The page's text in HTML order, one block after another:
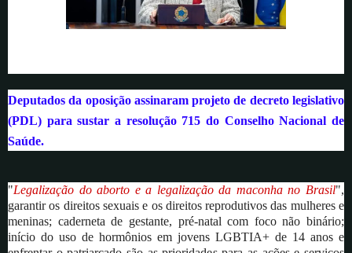
Deputados da oposição assinaram projeto de decreto legislativo
(PDL) para sustar a resolução 715 do Conselho Nacional de
Saúde.
"Legalização do aborto e a legalização da maconha no Brasil",
garantir os direitos sexuais e os direitos reprodutivos das mulheres e
meninas; caderneta de gestante, pré-natal com foco não binário;
início do uso de hormônios em jovens LGBTIA+ de 14 anos e